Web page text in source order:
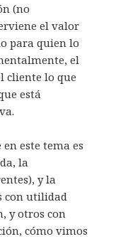
(no
el valor
para quien lo
el
cliente lo que
está
este tema es
la
y la
con utilidad
y otros con
cómo vimos